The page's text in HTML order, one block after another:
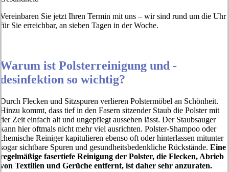
Vereinbaren Sie jetzt Ihren Termin mit uns – wir sind rund um die Uhr
für Sie erreichbar, an sieben Tagen in der Woche.
Warum ist Polsterreinigung und -
desinfektion so wichtig?
Durch Flecken und Sitzspuren verlieren Polstermöbel an Schönheit.
Hinzu kommt, dass tief in den Fasern sitzender Staub die Polster mit
der Zeit einfach alt und ungepflegt aussehen lässt. Der Staubsauger
kann hier oftmals nicht mehr viel ausrichten. Polster-Shampoo oder
chemische Reiniger kapitulieren ebenso oft oder hinterlassen mitunter
sogar sichtbare Spuren und gesundheitsbedenkliche Rückstände. Eine
regelmäßige fasertiefe Reinigung der Polster, die Flecken, Abrieb
von Textilien und Gerüche entfernt, ist daher sehr anzuraten.